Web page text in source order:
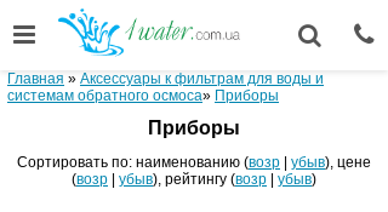
Главная » Аксессуары к фильтрам для воды и
системам обратного осмоса» Приборы
Приборы
Сортировать по: наименованию (возр | убыв), цене
(возр | убыв), рейтингу (возр | убыв)